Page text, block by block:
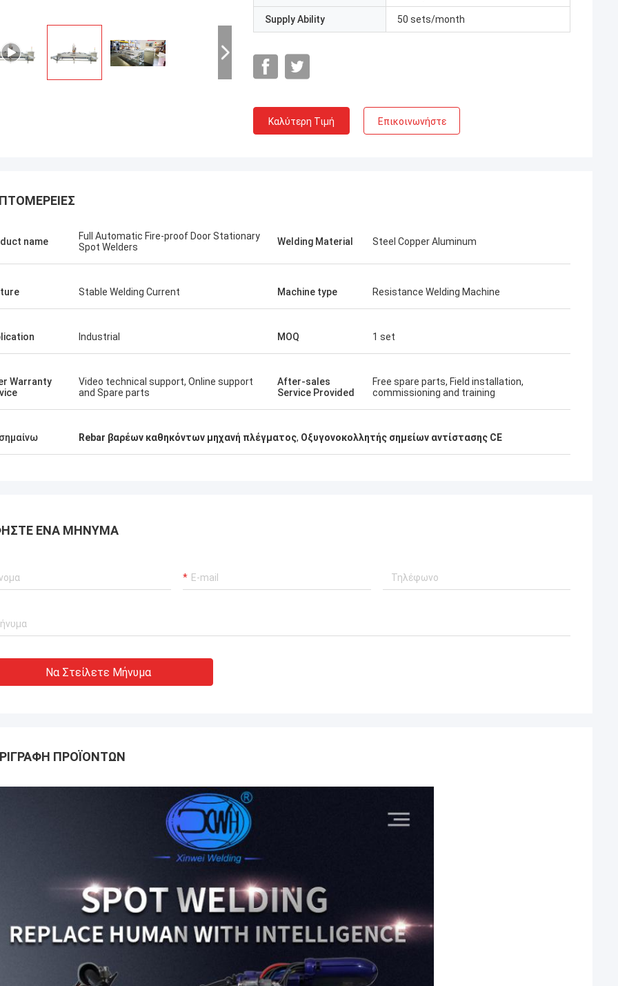
δεν υπάρχει
Supply Ability 50 sets/month
Καλύτερη Τιμή Επικοινωνήστε
name
Full Automatic Fire-proof Door Stationary
Spot Welders
Welding Material Steel Copper Aluminum
Stable Welding Current Machine type Resistance Welding Machine
Industrial MOQ 1 set
Warranty
Video technical support, Online support
and Spare parts
After-sales
Service Provided
Free spare parts, Field installation,
commissioning and training
Rebar βαρέων καθηκόντων μηχανή πλέγματος, Οξυγονοκολλητής σημείων αντίστασης CE
ΈΝΑ ΜΉΝΥΜΑ
Να Στείλετε Μήνυμα
ΠΡΟΪΌΝΤΩΝ